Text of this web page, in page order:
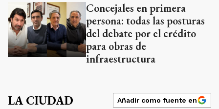
Concejales en primera
persona: todas las posturas
del debate por el crédito
para obras de
infraestructura
LA CIUDAD Añadir como fuente en